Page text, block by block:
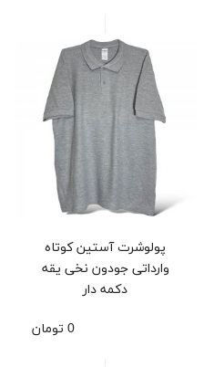
پولوشرت آستین کوتاه
وارداتی جودون نخی یقه
دکمه دار
0 تومان